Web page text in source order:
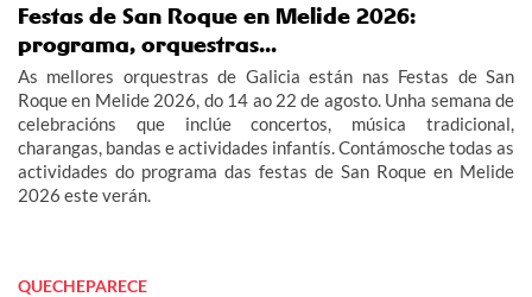
Festas de San Roque en Melide 2026:
programa, orquestras...
As mellores orquestras de Galicia están nas Festas de San
Roque en Melide 2026, do 14 ao 22 de agosto. Unha semana de
celebracións que inclúe concertos, música tradicional,
charangas, bandas e actividades infantís. Contámosche todas as
actividades do programa das festas de San Roque en Melide
2026 este verán.
QUECHEPARECE